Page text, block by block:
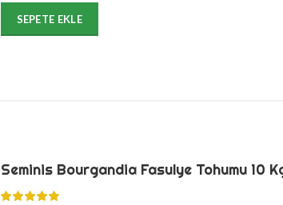
SEPETE EKLE
Seminis Bourgandia Fasulye Tohumu 10